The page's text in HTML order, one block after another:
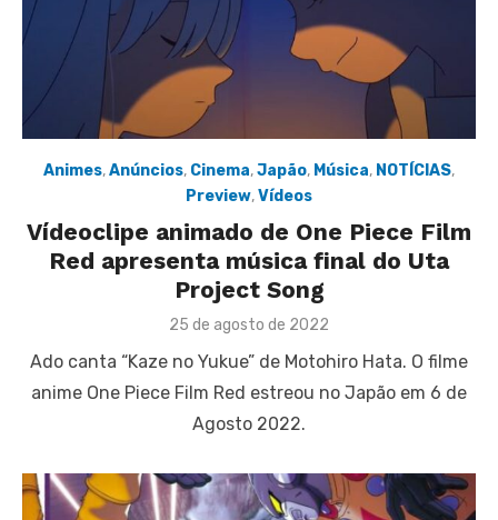
Animes,Anúncios, Cinema,Japão, Música, NOTÍCIAS,
Preview,Vídeos
Vídeoclipe animado de One Piece Film
Red apresenta música final do Uta
Project Song
Posted
25 de agosto de 2022
Ado canta “Kaze no Yukue” de Motohiro Hata. O filme
anime One Piece Film Red estreou no Japão em 6 de
Agosto 2022.